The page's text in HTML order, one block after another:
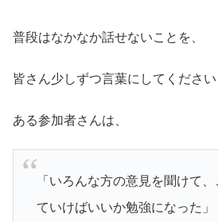
普段はなかなか話せないことを、
皆さん少しずつ言葉にしてください
ある参加者さんは、
「いろんな方の意見を聞けて
ていけばいいか勉強になった」